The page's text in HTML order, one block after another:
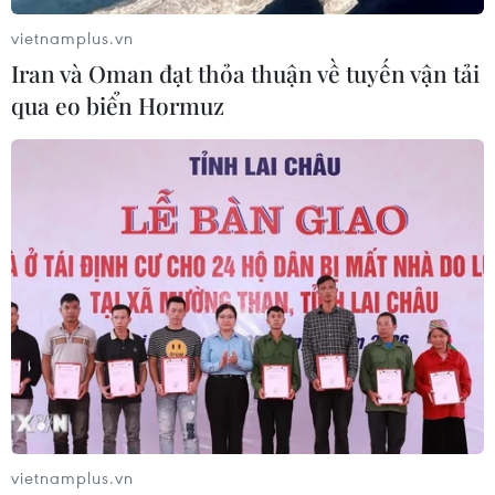
#Liên bang Nga
#Ngoại trưởng
#Miễn thị thực
Nga
Theo dõi VietnamPlus
vietnamplus.vn
Iran và Oman đạt thỏa thuận về tuyến vận tải
qua eo biển Hormuz
vietnamplus.vn